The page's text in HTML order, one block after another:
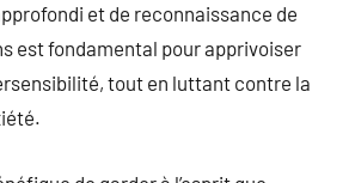
et de reconnaissance de
est fondamental pour apprivoiser
tout en luttant contre la